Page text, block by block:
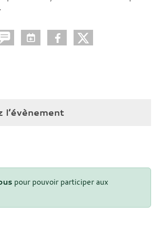
l’évènement
pour pouvoir participer aux